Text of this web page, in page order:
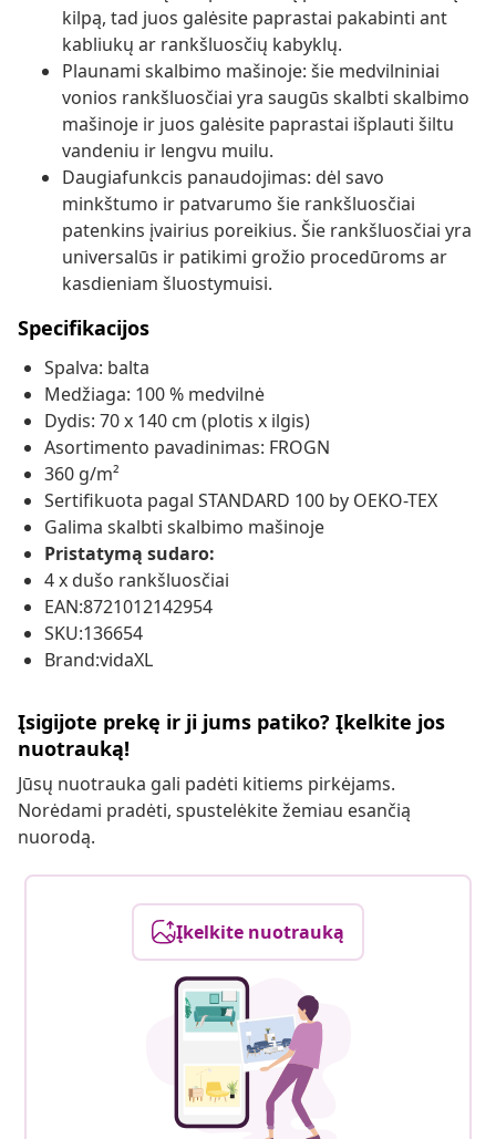
kilpą, tad juos galėsite paprastai pakabinti ant
kabliukų ar rankšluosčių kabyklų.
Plaunami skalbimo mašinoje: šie medvilniniai
vonios rankšluosčiai yra saugūs skalbti skalbimo
mašinoje ir juos galėsite paprastai išplauti šiltu
vandeniu ir lengvu muilu.
Daugiafunkcis panaudojimas: dėl savo
minkštumo ir patvarumo šie rankšluosčiai
patenkins įvairius poreikius. Šie rankšluosčiai yra
universalūs ir patikimi grožio procedūroms ar
kasdieniam šluostymuisi.
Specifikacijos
Spalva: balta
Medžiaga: 100 % medvilnė
Dydis: 70 x 140 cm (plotis x ilgis)
Asortimento pavadinimas: FROGN
360 g/m²
Sertifikuota pagal STANDARD 100 by OEKO-TEX
Galima skalbti skalbimo mašinoje
Pristatymą sudaro:
4 x dušo rankšluosčiai
EAN:8721012142954
SKU:136654
Brand:vidaXL
Įsigijote prekę ir ji jums patiko? Įkelkite jos
nuotrauką!
Jūsų nuotrauka gali padėti kitiems pirkėjams.
Norėdami pradėti, spustelėkite žemiau esančią
nuorodą.
Įkelkite nuotrauką